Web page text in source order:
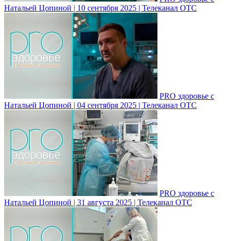
Натальей Цопиной | 10 сентября 2025 | Телеканал ОТС
PRO здоровье с
Натальей Цопиной | 04 сентября 2025 | Телеканал ОТС
PRO здоровье с
Натальей Цопиной | 31 августа 2025 | Телеканал ОТС